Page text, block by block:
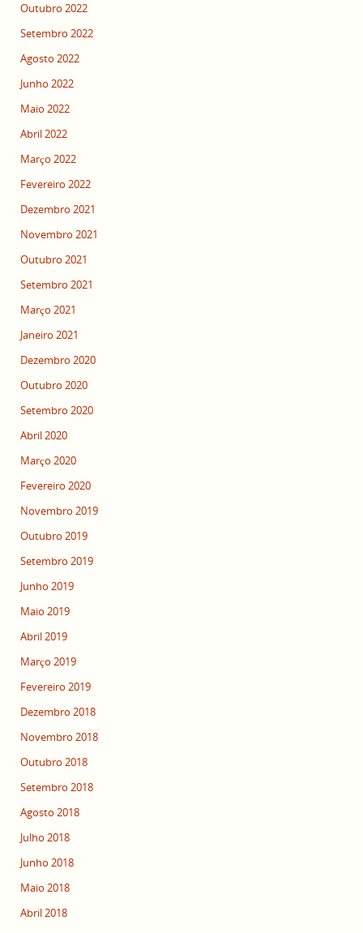
Outubro 2022
Setembro 2022
Agosto 2022
Junho 2022
Maio 2022
Abril 2022
Março 2022
Fevereiro 2022
Dezembro 2021
Novembro 2021
Outubro 2021
Setembro 2021
Março 2021
Janeiro 2021
Dezembro 2020
Outubro 2020
Setembro 2020
Abril 2020
Março 2020
Fevereiro 2020
Novembro 2019
Outubro 2019
Setembro 2019
Junho 2019
Maio 2019
Abril 2019
Março 2019
Fevereiro 2019
Dezembro 2018
Novembro 2018
Outubro 2018
Setembro 2018
Agosto 2018
Julho 2018
Junho 2018
Maio 2018
Abril 2018